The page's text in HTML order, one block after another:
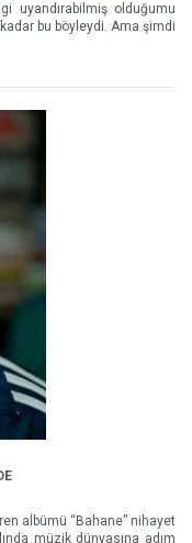
uyandırabilmiş olduğumu
bu böyleydi. Ama şimdi
albümü “Bahane” nihayet
müzik dünyasına adım